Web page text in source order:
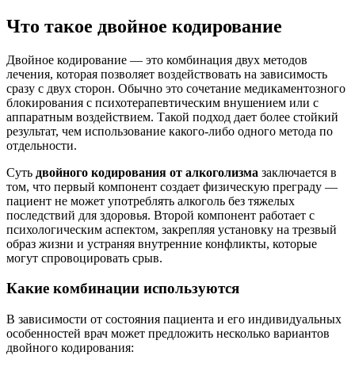
Что такое двойное кодирование
Двойное кодирование — это комбинация двух методов
лечения, которая позволяет воздействовать на зависимость
сразу с двух сторон. Обычно это сочетание медикаментозного
блокирования с психотерапевтическим внушением или с
аппаратным воздействием. Такой подход дает более стойкий
результат, чем использование какого-либо одного метода по
отдельности.
Суть двойного кодирования от алкоголизма заключается в
том, что первый компонент создает физическую преграду —
пациент не может употреблять алкоголь без тяжелых
последствий для здоровья. Второй компонент работает с
психологическим аспектом, закрепляя установку на трезвый
образ жизни и устраняя внутренние конфликты, которые
могут спровоцировать срыв.
Какие комбинации используются
В зависимости от состояния пациента и его индивидуальных
особенностей врач может предложить несколько вариантов
двойного кодирования: